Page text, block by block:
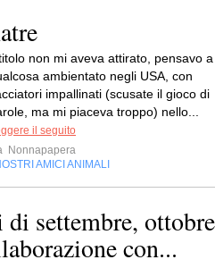
non mi aveva attirato, pensavo a
ambientato negli USA, con
impallinati (scusate il gioco di
ma mi piaceva troppo) nello...
il seguito
Nonnapapera
AMICI ANIMALI
settembre, ottobre
con...